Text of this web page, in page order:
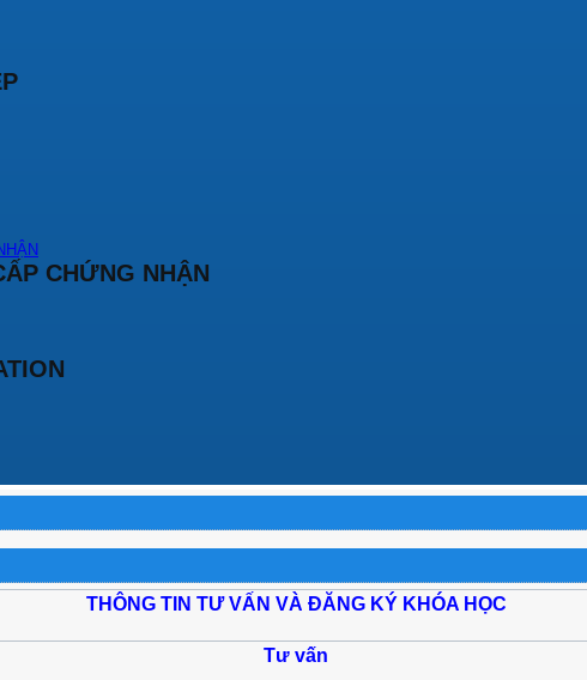
CHỨNG NHẬN
THÔNG TIN TƯ VẤN VÀ ĐĂNG KÝ KHÓA HỌC
Tư vấn